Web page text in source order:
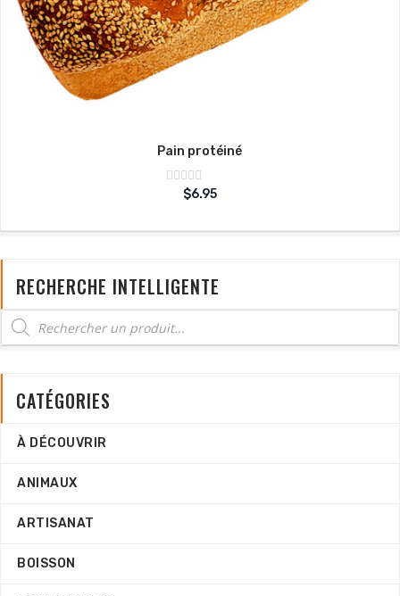
Pain protéiné
Note
sur
$6.95
RECHERCHE INTELLIGENTE
CATÉGORIES
À DÉCOUVRIR
ANIMAUX
ARTISANAT
BOISSON